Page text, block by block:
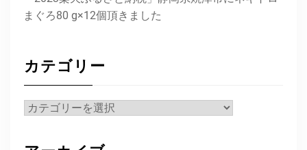
まぐろ80 g×12個頂きました
カテゴリー
カ